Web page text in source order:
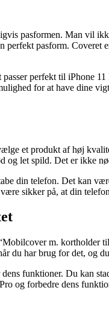
pasformen. Man vil
pasform.
perfekt til iPhone
for at have dine
et produkt af høj
og let spild. Det er ikke
din telefon. Det kan
sikker på, at din
m. kortholder
du har brug for det, og
funktioner. Du kan
og forbedre dens